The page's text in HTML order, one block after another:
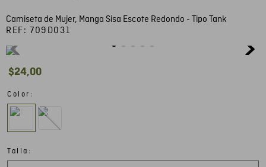
Camiseta de Mujer, Manga Sisa Escote Redondo - Tipo Tank
REF: 709D031
$24,00
Color :
Talla :